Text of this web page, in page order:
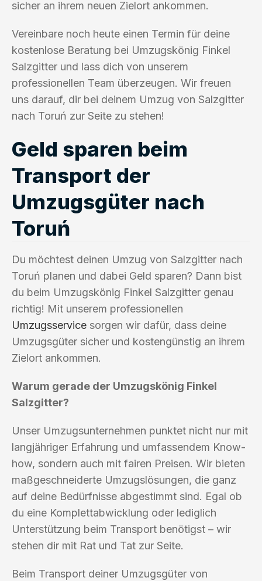
sicher an ihrem neuen Zielort ankommen.
Vereinbare noch heute einen Termin für deine
kostenlose Beratung bei Umzugskönig Finkel
Salzgitter und lass dich von unserem
professionellen Team überzeugen. Wir freuen
uns darauf, dir bei deinem Umzug von Salzgitter
nach Toruń zur Seite zu stehen!
Geld sparen beim
Transport der
Umzugsgüter nach
Toruń
Du möchtest deinen Umzug von Salzgitter nach
Toruń planen und dabei Geld sparen? Dann bist
du beim Umzugskönig Finkel Salzgitter genau
richtig! Mit unserem professionellen
Umzugsservice sorgen wir dafür, dass deine
Umzugsgüter sicher und kostengünstig an ihrem
Zielort ankommen.
Warum gerade der Umzugskönig Finkel
Salzgitter?
Unser Umzugsunternehmen punktet nicht nur mit
langjähriger Erfahrung und umfassendem Know-
how, sondern auch mit fairen Preisen. Wir bieten
maßgeschneiderte Umzugslösungen, die ganz
auf deine Bedürfnisse abgestimmt sind. Egal ob
du eine Komplettabwicklung oder lediglich
Unterstützung beim Transport benötigst – wir
stehen dir mit Rat und Tat zur Seite.
Beim Transport deiner Umzugsgüter von